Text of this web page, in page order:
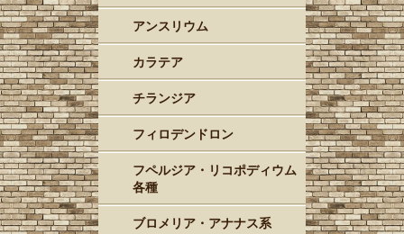
アンスリウム
カラテア
チランジア
フィロデンドロン
フペルジア・リコポディウム
各種
ブロメリア・アナナス系